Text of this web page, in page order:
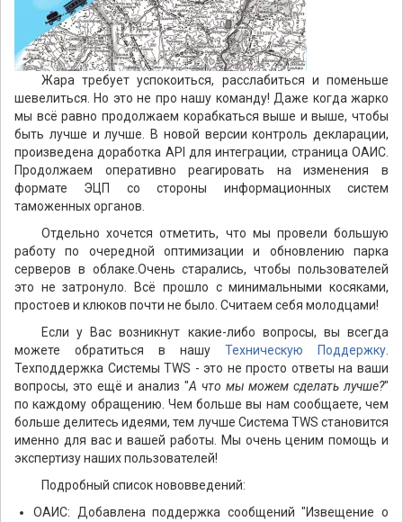
Жара требует успокоиться, расслабиться и поменьше
шевелиться. Но это не про нашу команду! Даже когда жарко
мы всё равно продолжаем корабкаться выше и выше, чтобы
быть лучше и лучше. В новой версии контроль декларации,
произведена доработка API для интеграции, страница ОАИС.
Продолжаем оперативно реагировать на изменения в
формате ЭЦП со стороны информационных систем
таможенных органов.
Отдельно хочется отметить, что мы провели большую
работу по очередной оптимизации и обновлению парка
серверов в облаке.Очень старались, чтобы пользователей
это не затронуло. Всё прошло с минимальными косяками,
простоев и клюков почти не было. Считаем себя молодцами!
Если у Вас возникнут какие-либо вопросы, вы всегда
можете обратиться в нашу Техническую Поддержку
Техподдержка Системы TWS - это не просто ответы на ваши
вопросы, это ещё и анализ "А что мы можем сделать лучше?"
по каждому обращению. Чем больше вы нам сообщаете, чем
больше делитесь идеями, тем лучше Система TWS становится
именно для вас и вашей работы. Мы очень ценим помощь и
экспертизу наших пользователей!
Подробный список нововведений:
ОАИС: Добавлена поддержка сообщений "Извещение о